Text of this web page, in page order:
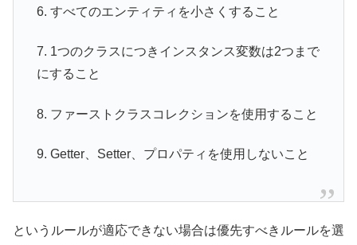
6. すべてのエンティティを小さくすること
7. 1つのクラスにつきインスタンス変数は2つまで
にすること
8. ファーストクラスコレクションを使用すること
9. Getter、Setter、プロパティを使用しないこと
というルールが適応できない場合は優先すべきルールを選